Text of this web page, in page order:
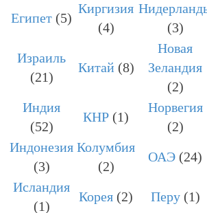
Египет (5)
Киргизия
(4)
(3)
Израиль
(21)
Китай (8)
Новая
Зеландия
(2)
Индия
(52)
КНР (1)
Норвегия
(2)
Индонезия
(3)
Колумбия
(2)
ОАЭ (24)
Исландия
(1)
Корея (2) Перу (1)